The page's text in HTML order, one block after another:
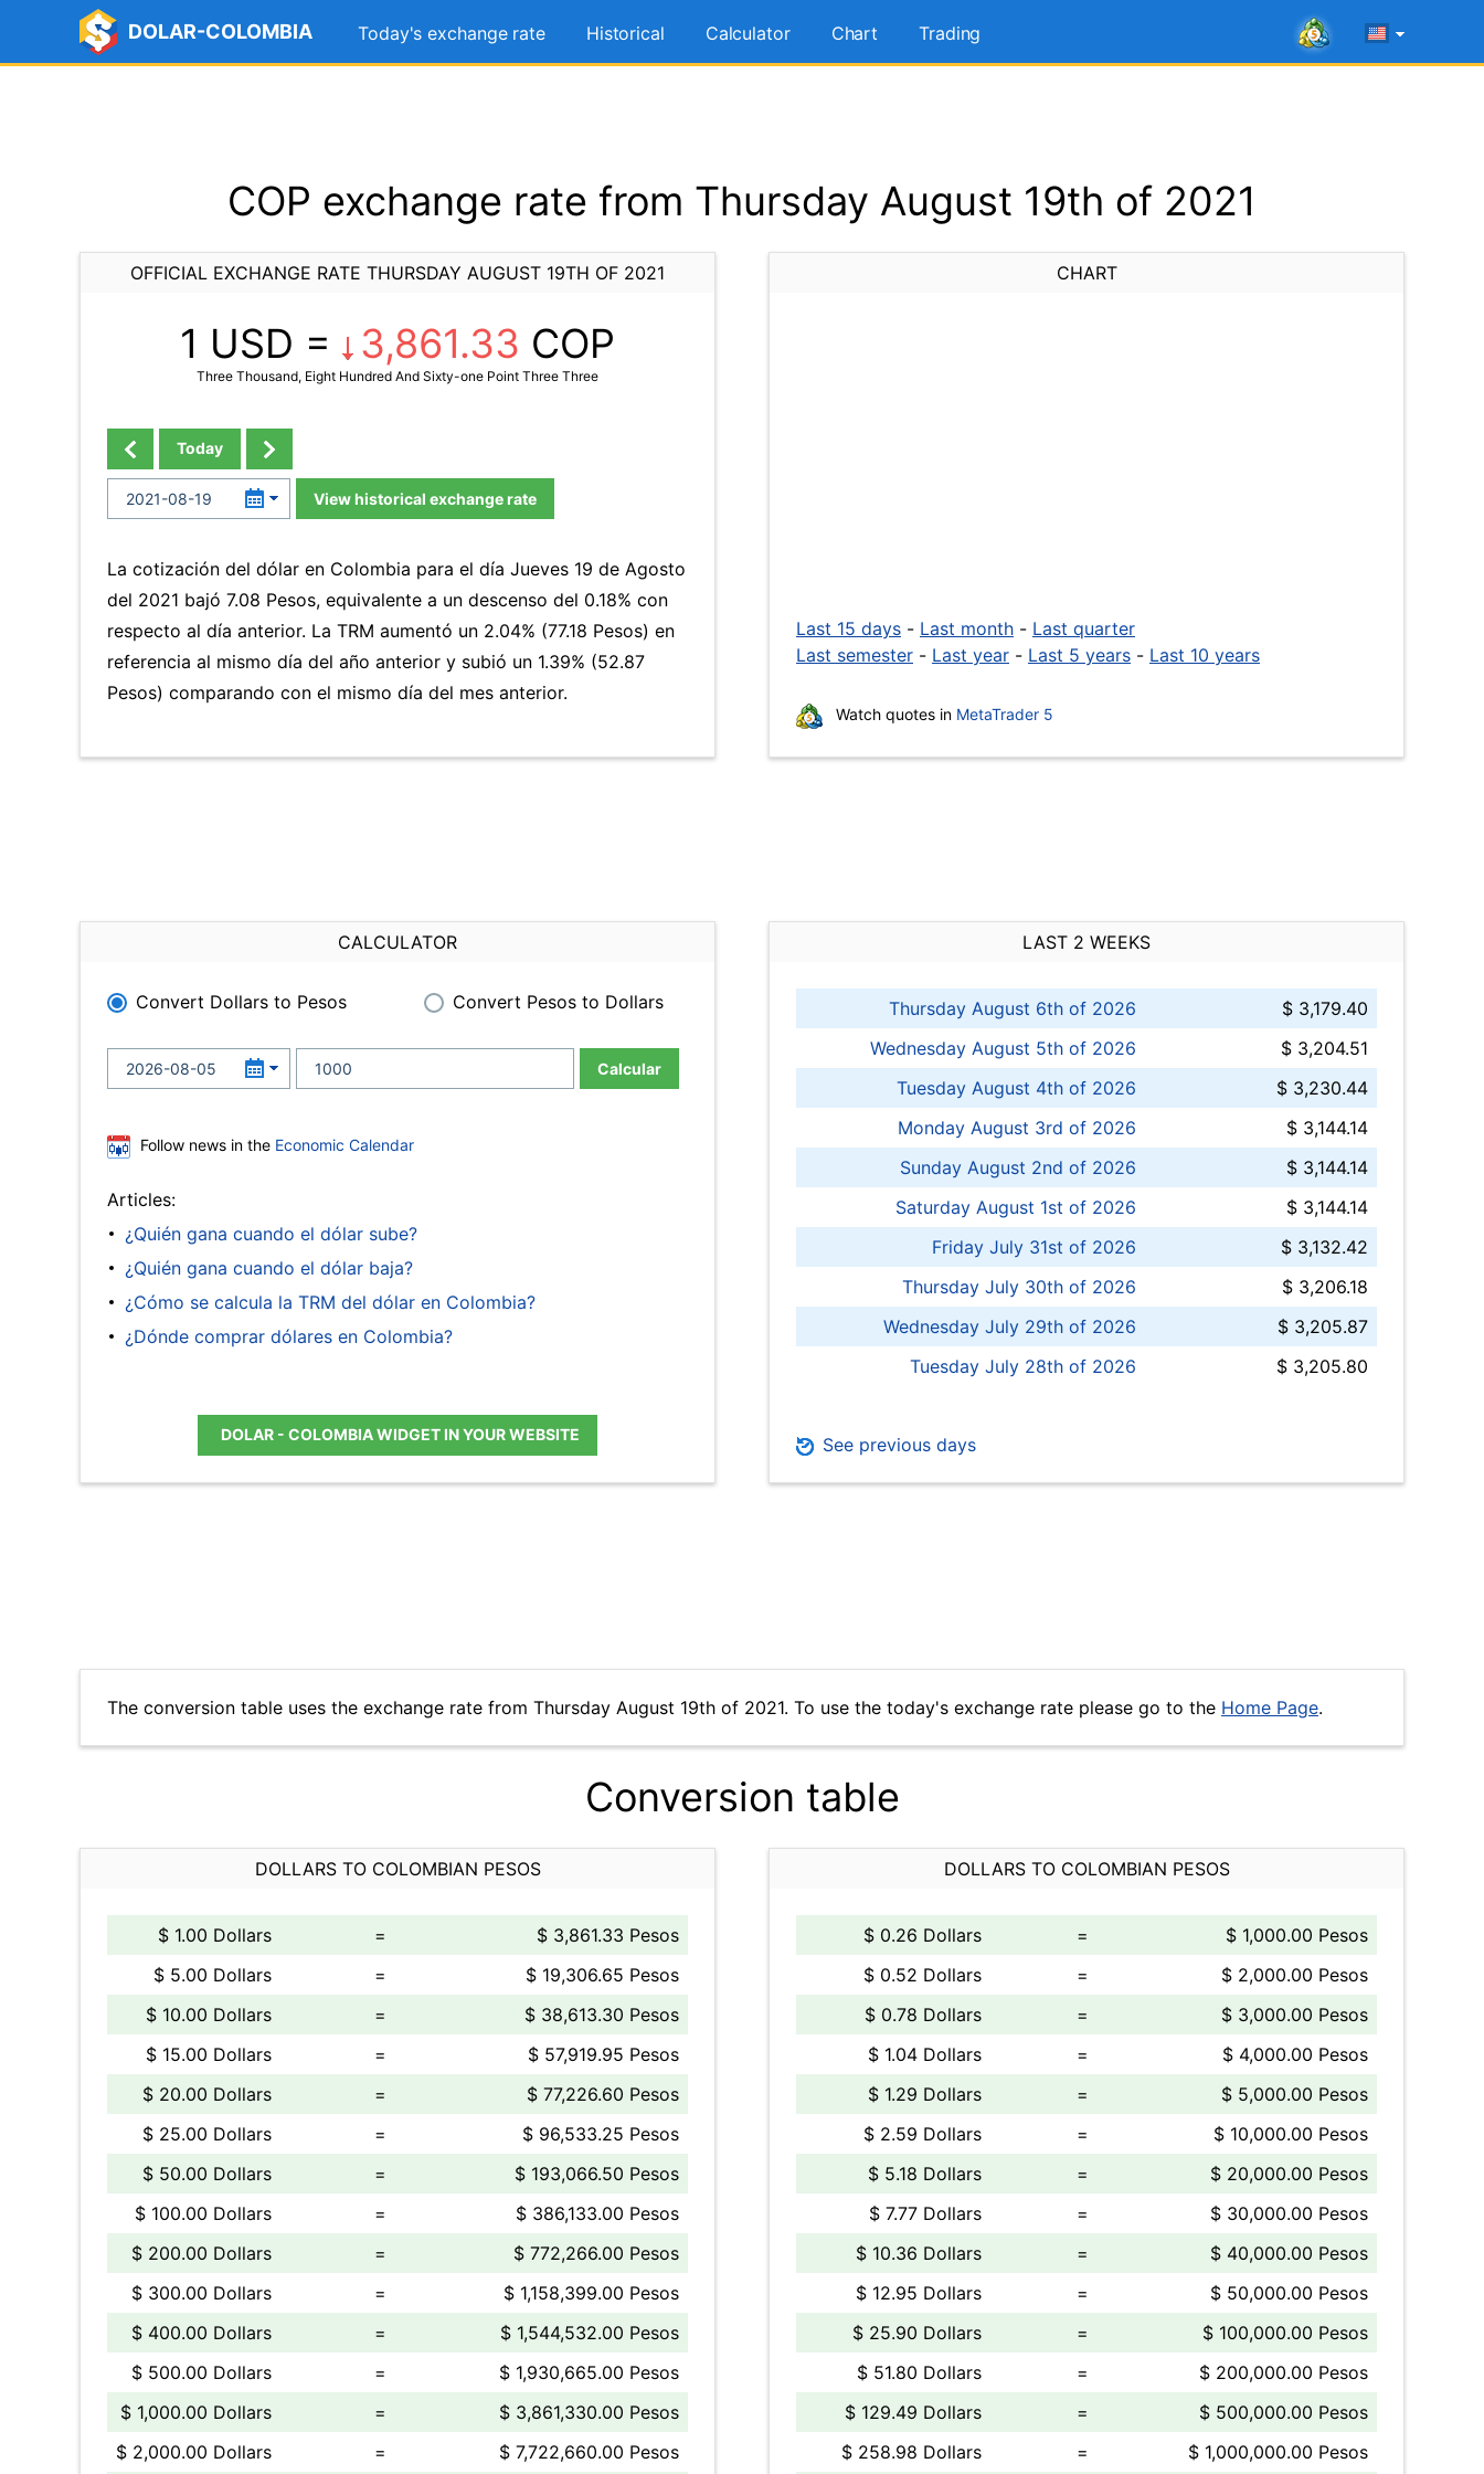
DOLAR-COLOMBIA Today's exchange rate Historical Calculator Chart Trading
COP exchange rate from Thursday August 19th of 2021
OFFICIAL EXCHANGE RATE THURSDAY AUGUST 19TH OF 2021
1 USD = 3,861.33 COP
Three Thousand, Eight Hundred And Sixty-one Point Three Three
Today
View historical exchange rate
La cotización del dólar en Colombia para el día Jueves 19 de Agosto
del 2021 bajó 7.08 Pesos, equivalente a un descenso del 0.18% con
respecto al día anterior. La TRM aumentó un 2.04% (77.18 Pesos) en
referencia al mismo día del año anterior y subió un 1.39% (52.87
Pesos) comparando con el mismo día del mes anterior.
CHART
Last 15 days - Last month - Last quarter
Last semester - Last year - Last 5 years - Last 10 years
Watch quotes in MetaTrader 5
CALCULATOR
Convert Dollars to Pesos Convert Pesos to Dollars
Calcular
Follow news in the Economic Calendar
Articles:
¿Quién gana cuando el dólar sube?
¿Quién gana cuando el dólar baja?
¿Cómo se calcula la TRM del dólar en Colombia?
¿Dónde comprar dólares en Colombia?
DOLAR - COLOMBIA WIDGET IN YOUR WEBSITE
LAST 2 WEEKS
Thursday August 6th of 2026
$ 3,179.40
Wednesday August 5th of 2026
$ 3,204.51
Tuesday August 4th of 2026
$ 3,230.44
Monday August 3rd of 2026
$ 3,144.14
Sunday August 2nd of 2026
$ 3,144.14
Saturday August 1st of 2026
$ 3,144.14
Friday July 31st of 2026
$ 3,132.42
Thursday July 30th of 2026
$ 3,206.18
Wednesday July 29th of 2026
$ 3,205.87
Tuesday July 28th of 2026
$ 3,205.80
See previous days
The conversion table uses the exchange rate from Thursday August 19th of 2021. To use the today's exchange rate please go to the Home Page.
Conversion table
DOLLARS TO COLOMBIAN PESOS
$ 1.00 Dollars =
$ 3,861.33 Pesos
$ 5.00 Dollars
=
$ 19,306.65 Pesos
$ 10.00 Dollars
=
$ 38,613.30 Pesos
$ 15.00 Dollars
=
$ 57,919.95 Pesos
$ 20.00 Dollars
=
$ 77,226.60 Pesos
$ 25.00 Dollars
=
$ 96,533.25 Pesos
$ 50.00 Dollars
=
$ 193,066.50 Pesos
$ 100.00 Dollars
=
$ 386,133.00 Pesos
$ 200.00 Dollars
=
$ 772,266.00 Pesos
$ 300.00 Dollars
=
$ 1,158,399.00 Pesos
$ 400.00 Dollars
=
$ 1,544,532.00 Pesos
$ 500.00 Dollars
=
$ 1,930,665.00 Pesos
$ 1,000.00 Dollars
=
$ 3,861,330.00 Pesos
$ 2,000.00 Dollars
= $ 7,722,660.00 Pesos
DOLLARS TO COLOMBIAN PESOS
$ 0.26 Dollars =
$ 1,000.00 Pesos
$ 0.52 Dollars
=
$ 2,000.00 Pesos
$ 0.78 Dollars
=
$ 3,000.00 Pesos
$ 1.04 Dollars
=
$ 4,000.00 Pesos
$ 1.29 Dollars
=
$ 5,000.00 Pesos
$ 2.59 Dollars
=
$ 10,000.00 Pesos
$ 5.18 Dollars
=
$ 20,000.00 Pesos
$ 7.77 Dollars
=
$ 30,000.00 Pesos
$ 10.36 Dollars
=
$ 40,000.00 Pesos
$ 12.95 Dollars
=
$ 50,000.00 Pesos
$ 25.90 Dollars
=
$ 100,000.00 Pesos
$ 51.80 Dollars
=
$ 200,000.00 Pesos
$ 129.49 Dollars
=
$ 500,000.00 Pesos
$ 258.98 Dollars
= $ 1,000,000.00 Pesos